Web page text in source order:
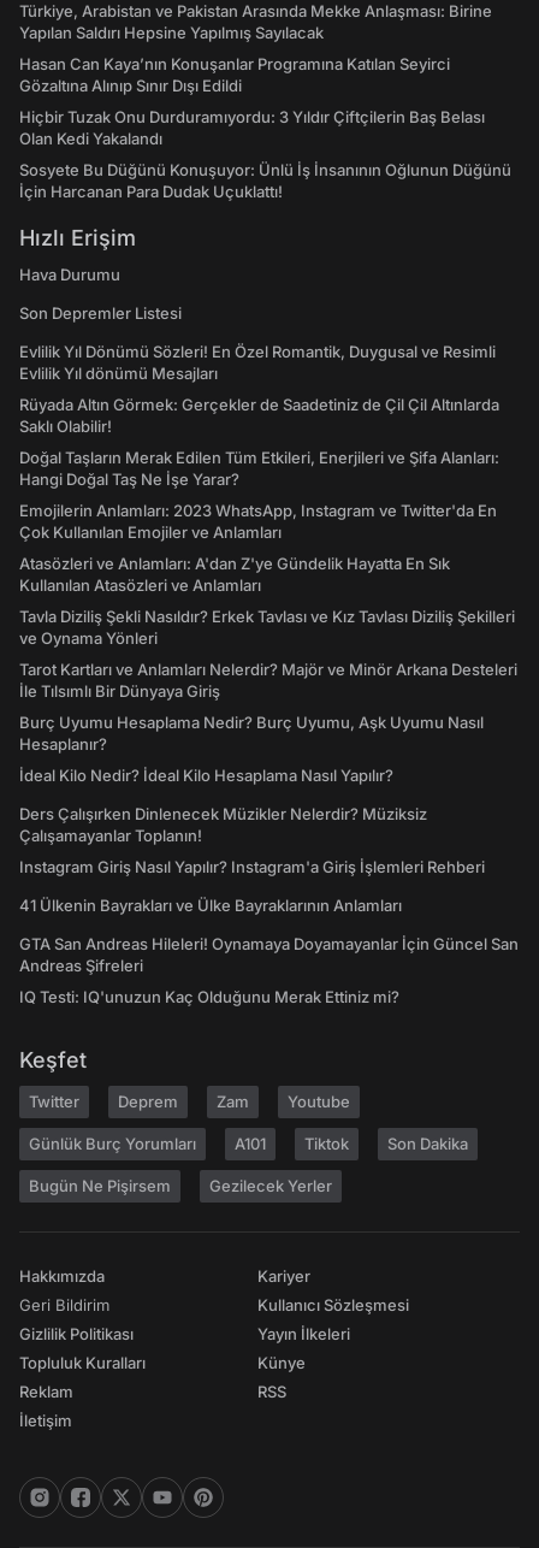
Türkiye, Arabistan ve Pakistan Arasında Mekke Anlaşması: Birine
Yapılan Saldırı Hepsine Yapılmış Sayılacak
Hasan Can Kaya’nın Konuşanlar Programına Katılan Seyirci
Gözaltına Alınıp Sınır Dışı Edildi
Hiçbir Tuzak Onu Durduramıyordu: 3 Yıldır Çiftçilerin Baş Belası
Olan Kedi Yakalandı
Sosyete Bu Düğünü Konuşuyor: Ünlü İş İnsanının Oğlunun Düğünü
İçin Harcanan Para Dudak Uçuklattı!
Hızlı Erişim
Hava Durumu
Son Depremler Listesi
Evlilik Yıl Dönümü Sözleri! En Özel Romantik, Duygusal ve Resimli
Evlilik Yıl dönümü Mesajları
Rüyada Altın Görmek: Gerçekler de Saadetiniz de Çil Çil Altınlarda
Saklı Olabilir!
Doğal Taşların Merak Edilen Tüm Etkileri, Enerjileri ve Şifa Alanları:
Hangi Doğal Taş Ne İşe Yarar?
Emojilerin Anlamları: 2023 WhatsApp, Instagram ve Twitter'da En
Çok Kullanılan Emojiler ve Anlamları
Atasözleri ve Anlamları: A'dan Z'ye Gündelik Hayatta En Sık
Kullanılan Atasözleri ve Anlamları
Tavla Diziliş Şekli Nasıldır? Erkek Tavlası ve Kız Tavlası Diziliş Şekilleri
ve Oynama Yönleri
Tarot Kartları ve Anlamları Nelerdir? Majör ve Minör Arkana Desteleri
İle Tılsımlı Bir Dünyaya Giriş
Burç Uyumu Hesaplama Nedir? Burç Uyumu, Aşk Uyumu Nasıl
Hesaplanır?
İdeal Kilo Nedir? İdeal Kilo Hesaplama Nasıl Yapılır?
Ders Çalışırken Dinlenecek Müzikler Nelerdir? Müziksiz
Çalışamayanlar Toplanın!
Instagram Giriş Nasıl Yapılır? Instagram'a Giriş İşlemleri Rehberi
41 Ülkenin Bayrakları ve Ülke Bayraklarının Anlamları
GTA San Andreas Hileleri! Oynamaya Doyamayanlar İçin Güncel San
Andreas Şifreleri
IQ Testi: IQ'unuzun Kaç Olduğunu Merak Ettiniz mi?
Keşfet
Twitter Deprem Zam Youtube
Günlük Burç Yorumları A101 Tiktok Son Dakika
Bugün Ne Pişirsem Gezilecek Yerler
Hakkımızda
Geri Bildirim
Gizlilik Politikası
Topluluk Kuralları
Reklam
İletişim
Kariyer
Kullanıcı Sözleşmesi
Yayın İlkeleri
Künye
RSS